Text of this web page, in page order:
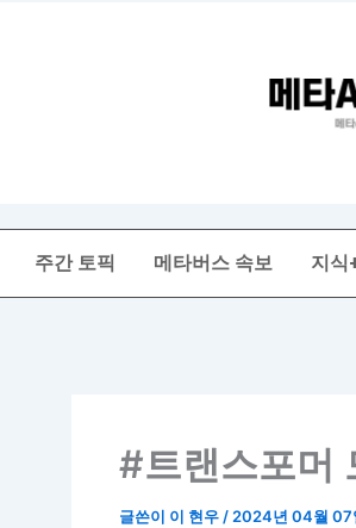
주간 토픽 메타버스 속보 지식
#트랜스포머
글쓴이 이 현우/2024년 04월 07